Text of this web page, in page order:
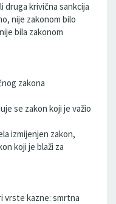
druga krivična sankcija
nije zakonom bilo
bila zakonom
zakona
se zakon koji je važio
izmijenjen zakon,
koji je blaži za
vrste kazne: smrtna